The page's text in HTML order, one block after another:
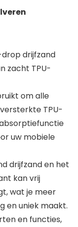
drijfzand
zacht TPU-
om alle
TPU-
uw mobiele
drijfzand en het
kan vrij
wat je meer
en uniek maakt.
en functies,